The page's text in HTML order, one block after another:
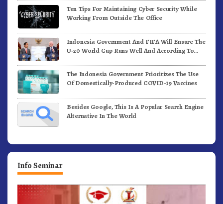
Ten Tips For Maintaining Cyber Security While
Working From Outside The Office
Indonesia Government And FIFA Will Ensure The
U-20 World Cup Runs Well And According To
The Indonesia Government Prioritizes The Use
Of Domestically-Produced COVID-19 Vaccines
Besides Google, This Is A Popular Search Engine
Alternative In The World
Info Seminar